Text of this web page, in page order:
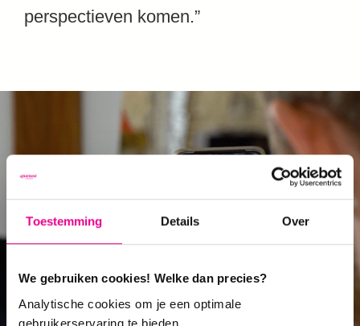
Toestemming Details Over
We gebruiken cookies! Welke dan precies?
Analytische cookies om je een optimale
gebruikerservaring te bieden.
perspectieven komen.”